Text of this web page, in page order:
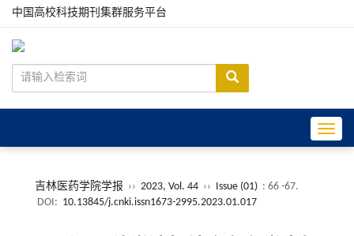
中国高校科技期刊集群服务平台
吉林医药学院学报 ›› 2023, Vol. 44 ›› Issue (01) : 66 -67.
DOI: 10.13845/j.cnki.issn1673-2995.2023.01.017